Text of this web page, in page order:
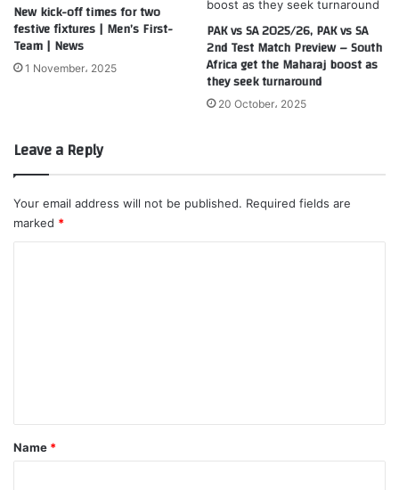
New kick-off times for two
festive fixtures | Men’s First-
Team | News
1 November، 2025
PAK vs SA 2025/26, PAK vs SA
2nd Test Match Preview – South
Africa get the Maharaj boost as
they seek turnaround
20 October، 2025
Leave a Reply
Your email address will not be published. Required fields are
marked *
*
Name *